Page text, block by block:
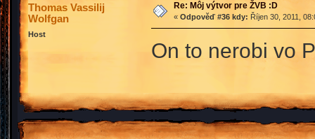
Thomas Vassilij
Wolfgan
Host
Re: Môj výtvor pre ŽVB :D
« Odpověď #36 kdy: Říjen 30, 2011,
On to nerobi vo